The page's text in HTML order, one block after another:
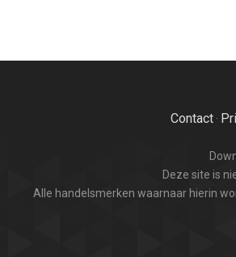
Contact·
Deze site is
Alle handelsmerken waarnaar hierin